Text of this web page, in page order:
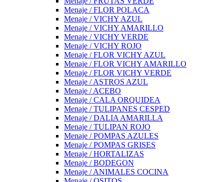
Menaje / FLOR POLACA
Menaje / VICHY AZUL
Menaje / VICHY AMARILLO
Menaje / VICHY VERDE
Menaje / VICHY ROJO
Menaje / FLOR VICHY AZUL
Menaje / FLOR VICHY AMARILLO
Menaje / FLOR VICHY VERDE
Menaje / ASTROS AZUL
Menaje / ACEBO
Menaje / CALA ORQUIDEA
Menaje / TULIPANES CESPED
Menaje / DALIA AMARILLA
Menaje / TULIPAN ROJO
Menaje / POMPAS AZULES
Menaje / POMPAS GRISES
Menaje / HORTALIZAS
Menaje / BODEGON
Menaje / ANIMALES COCINA